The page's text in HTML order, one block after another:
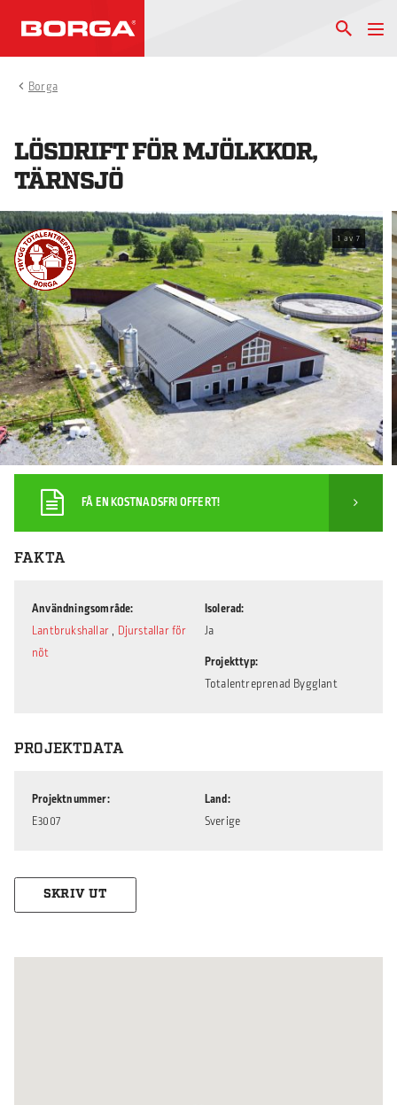
Borga
LÖSDRIFT FÖR MJÖLKKOR,
TÄRNSJÖ
1 av 7
FÅ EN KOSTNADSFRI OFFERT!
FAKTA
Användningsområde
Lantbrukshallar , Djurstallar för
nöt
Isolerad
Ja
Projekttyp
Totalentreprenad Bygglant
PROJEKTDATA
Projektnummer
E3007
Land
Sverige
SKRIV UT